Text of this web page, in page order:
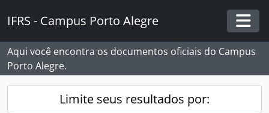
IFRS - Campus Porto Alegre
Aqui você encontra os documentos oficiais do Campus
Porto Alegre.
Limite seus resultados por: